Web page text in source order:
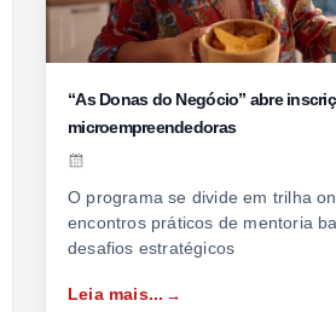
“As Donas do Negócio” abre
microempreendedoras
O programa se divide em trilha
encontros práticos de mentoria
desafios estratégicos
Leia mais...